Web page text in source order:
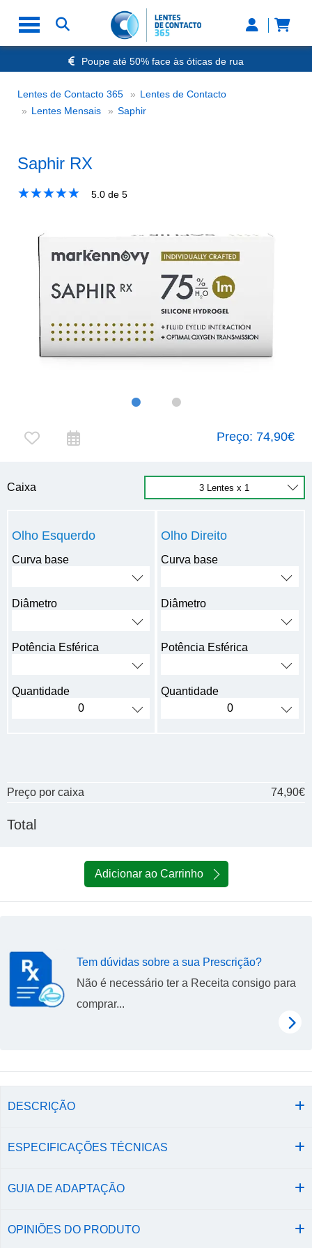
Poupe até 50% face às óticas de rua
Envio Rápido 24h a 48h
Nº1 na Opinião dos Clientes
Lentes de Contacto 365
Lentes de Contacto
Lentes Mensais
SaphirSaphir RX
Saphir RX
★★★★★
☆☆☆☆☆ 5.0 de 5
Preço: 74,90€
Caixa
Olho Esquerdo
Curva base
Diâmetro
Potência Esférica
Quantidade
Olho Direito
Curva base
Diâmetro
Potência Esférica
Quantidade
Preço por caixa 74,90€
Total
Adicionar ao Carrinho
Tem dúvidas sobre a sua Prescrição?
Não é necessário ter a Receita consigo para
comprar...
DESCRIÇÃO
ESPECIFICAÇÕES TÉCNICAS
GUIA DE ADAPTAÇÃO
OPINIÕES DO PRODUTO